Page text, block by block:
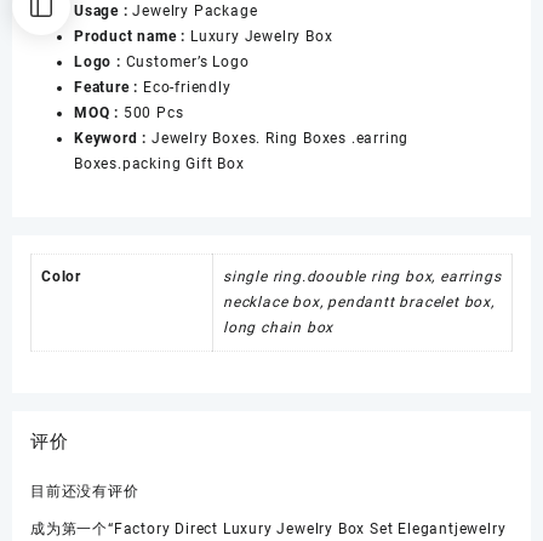
Usage :Jewelry Package
Product name : Luxury Jewelry Box
Logo : Customer’s Logo
Feature : Eco-friendly
MOQ : 500 Pcs
Keyword : Jewelry Boxes. Ring Boxes .earring
Boxes.packing Gift Box
Color
single ring.doouble ring box, earrings
necklace box, pendantt bracelet box,
long chain box
评价
目前还没有评价
成为第一个“Factory Direct Luxury Jewelry Box Set Elegantjewelry